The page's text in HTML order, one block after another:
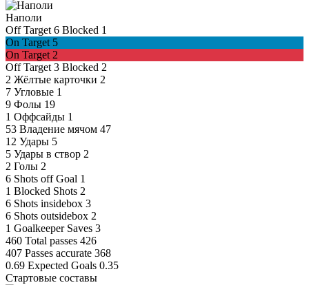
Наполи
Off Target 6 Blocked 1
On Target 5
On Target 2
Off Target 3 Blocked 2
2 Жёлтые карточки 2
7 Угловые 1
9 Фолы 19
1 Оффсайды 1
53 Владение мячом 47
12 Удары 5
5 Удары в створ 2
2 Голы 2
6 Shots off Goal 1
1 Blocked Shots 2
6 Shots insidebox 3
6 Shots outsidebox 2
1 Goalkeeper Saves 3
460 Total passes 426
407 Passes accurate 368
0.69 Expected Goals 0.35
Стартовые составы